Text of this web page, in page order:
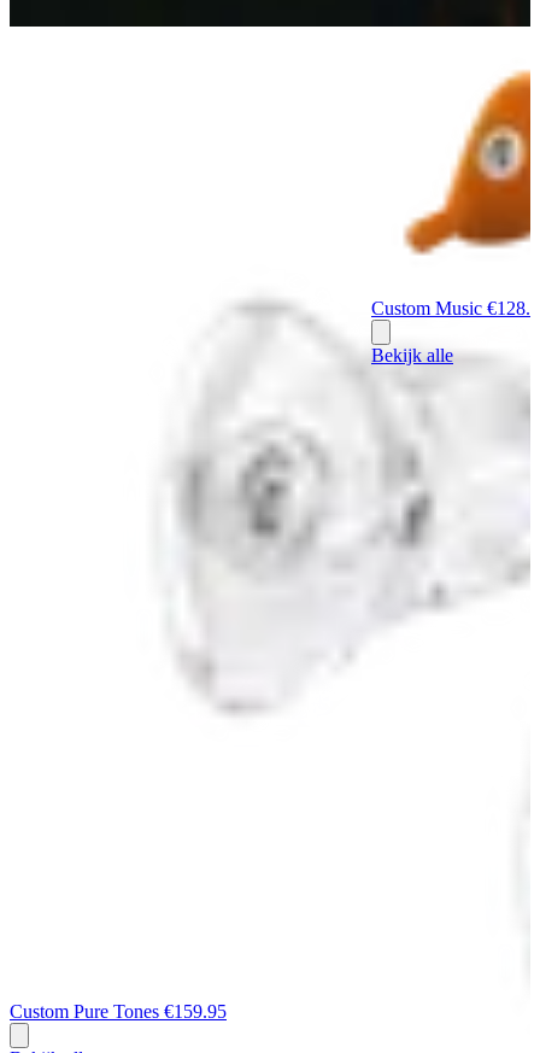
Custom Pure Tones €159.95
Custom Music
Bekijk alle